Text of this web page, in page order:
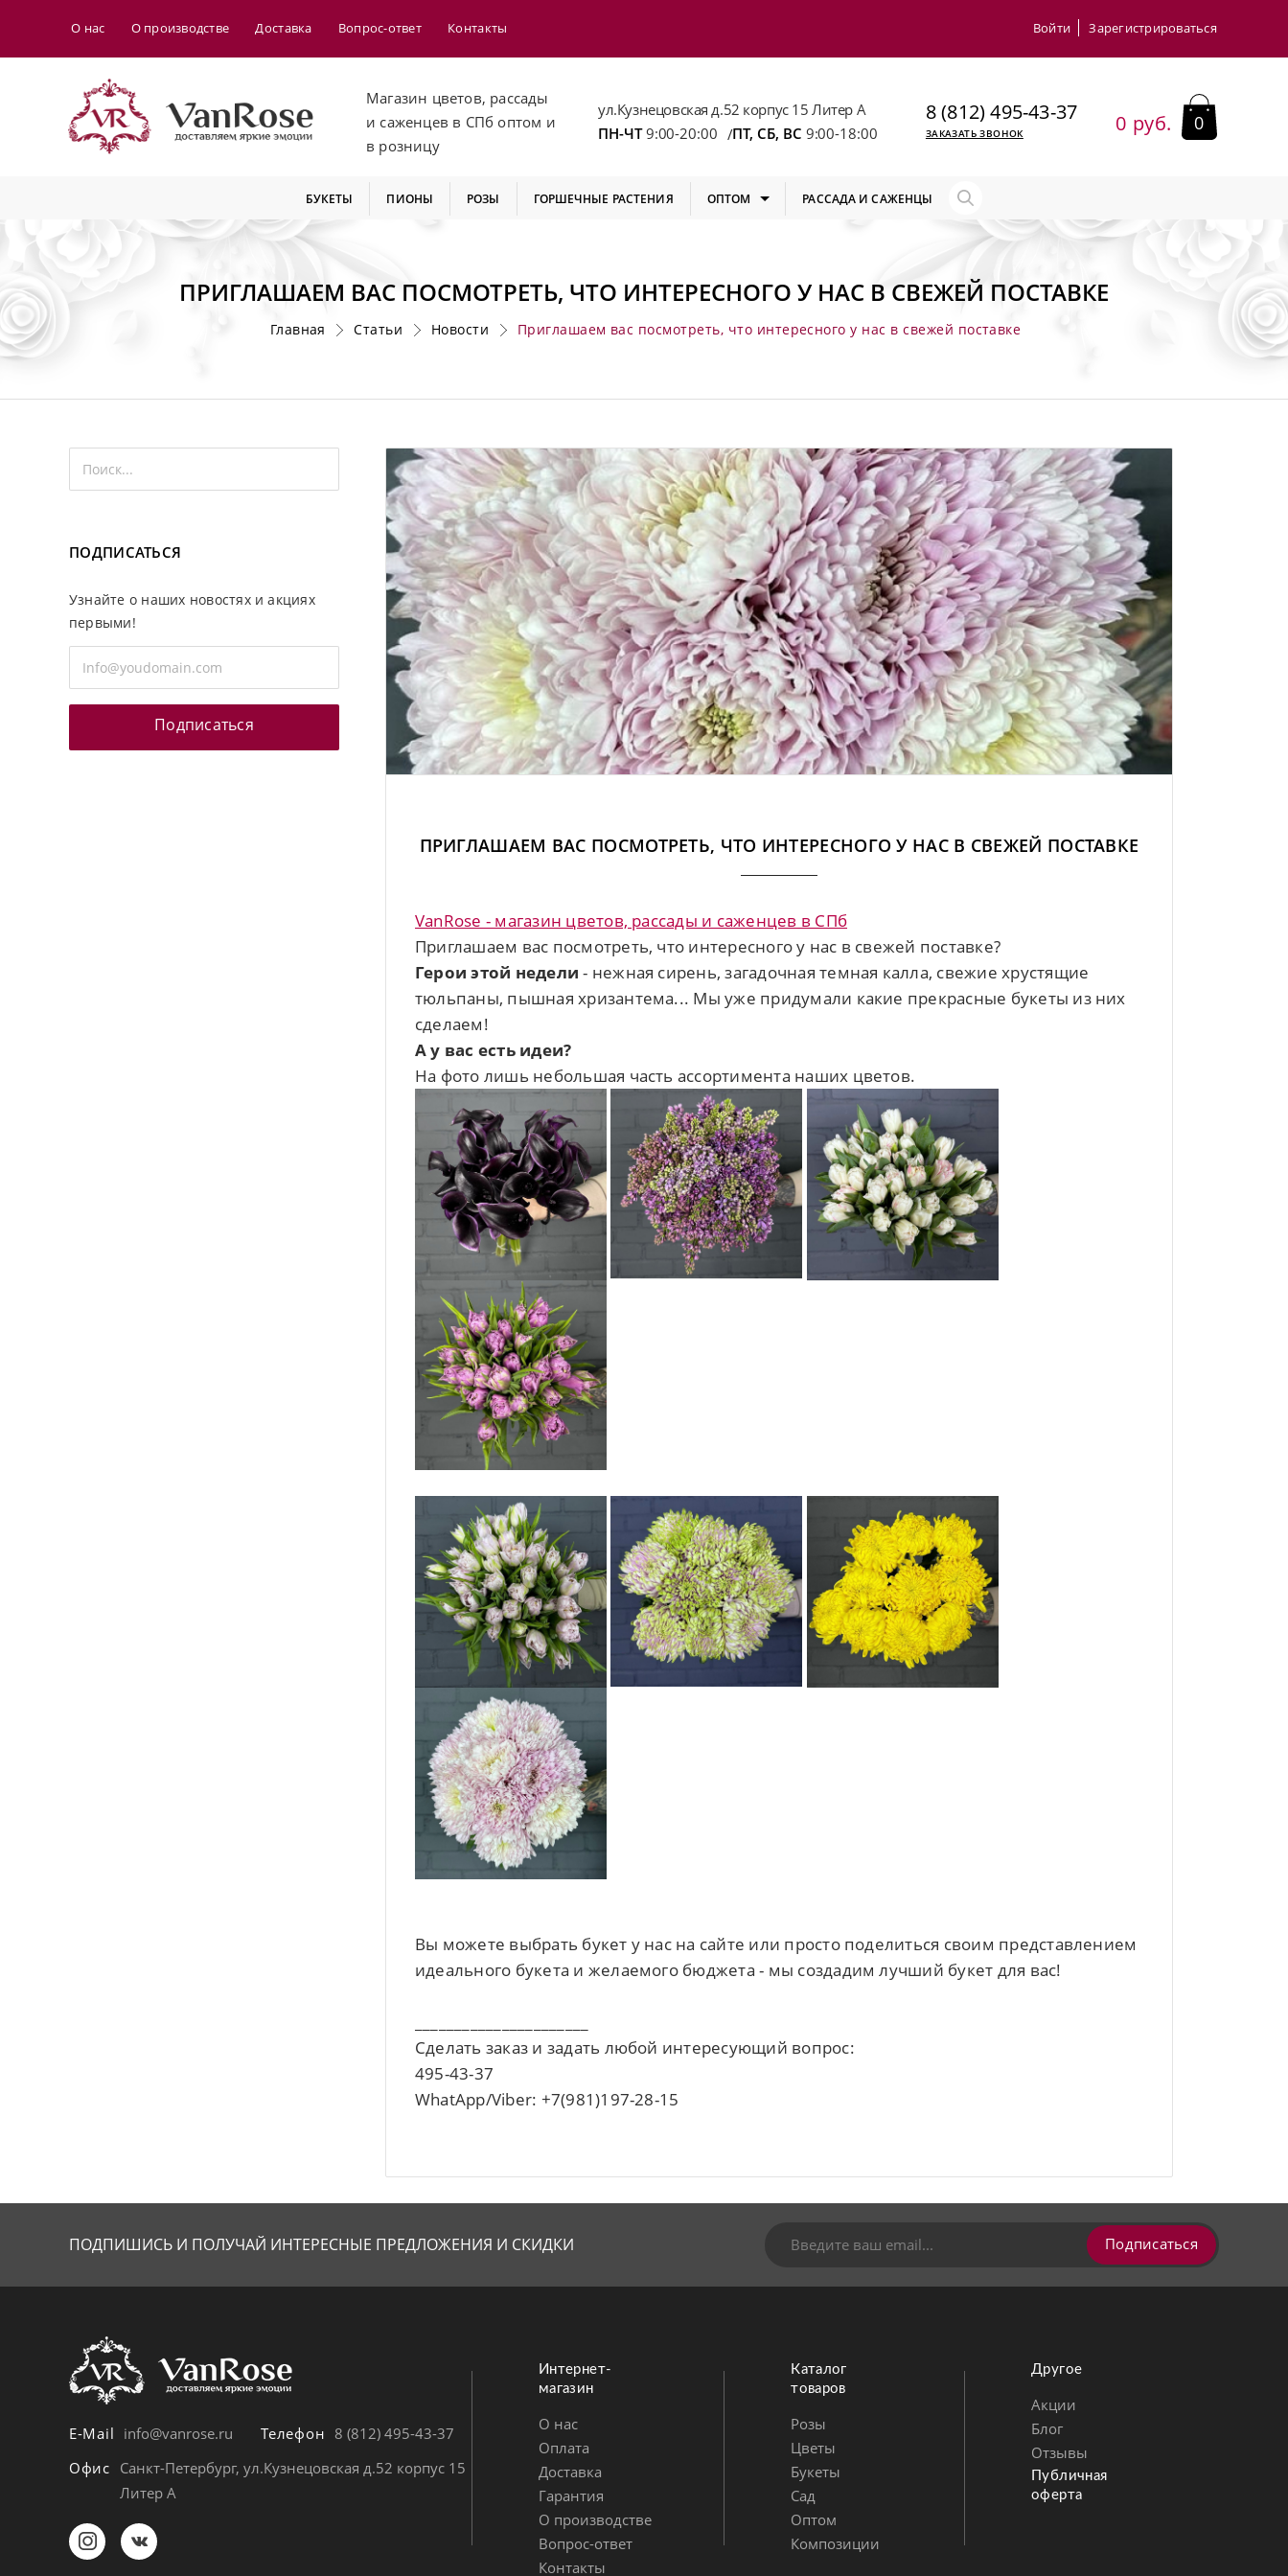
О нас О производстве Доставка Вопрос-ответ Контакты Войти Зарегистрироваться
Магазин цветов, рассады
и саженцев в СПб оптом и
в розницу
ул.Кузнецовская д.52 корпус 15 Литер А
ПН-ЧТ9:00-20:00 /ПТ, СБ, ВС 9:00-18:00
8 (812) 495-43-37
ЗАКАЗАТЬ ЗВОНОК 0 руб. 0
БУКЕТЫ ПИОНЫ РОЗЫ ГОРШЕЧНЫЕ РАСТЕНИЯ ОПТОМ РАССАДА И САЖЕНЦЫ
ПРИГЛАШАЕМ ВАС ПОСМОТРЕТЬ, ЧТО ИНТЕРЕСНОГО У НАС В СВЕЖЕЙ ПОСТАВКЕ
Главная Статьи Новости Приглашаем вас посмотреть, что интересного у нас в свежей поставке
ПОДПИСАТЬСЯ
Узнайте о наших новостях и акциях
первыми!
Подписаться
ПРИГЛАШАЕМ ВАС ПОСМОТРЕТЬ, ЧТО ИНТЕРЕСНОГО У НАС В СВЕЖЕЙ ПОСТАВКЕ
VanRose - магазин цветов, рассады и саженцев в СПб
Приглашаем вас посмотреть, что интересного у нас в свежей поставке?
Герои этой недели - нежная сирень, загадочная темная калла, свежие хрустящие
тюльпаны, пышная хризантема... Мы уже придумали какие прекрасные букеты из них
сделаем!
А у вас есть идеи?
На фото лишь небольшая часть ассортимента наших цветов.
Вы можете выбрать букет у нас на сайте или просто поделиться своим представлением
идеального букета и желаемого бюджета - мы создадим лучший букет для вас!
Сделать заказ и задать любой интересующий вопрос:
495-43-37
WhatApp/Viber: +7(981)197-28-15
ПОДПИШИСЬ И ПОЛУЧАЙ ИНТЕРЕСНЫЕ ПРЕДЛОЖЕНИЯ И СКИДКИ Подписаться
E-Mail info@vanrose.ru Телефон 8 (812) 495-43-37
Офис Санкт-Петербург, ул.Кузнецовская д.52 корпус 15
Литер А
Интернет-
магазин
О нас
Оплата
Доставка
Гарантия
О производстве
Вопрос-ответ
Контакты
Каталог
товаров
Розы
Цветы
Букеты
Сад
Оптом
Композиции
Другое
Акции
Блог
Отзывы
Публичная
оферта
Позвонить MAX